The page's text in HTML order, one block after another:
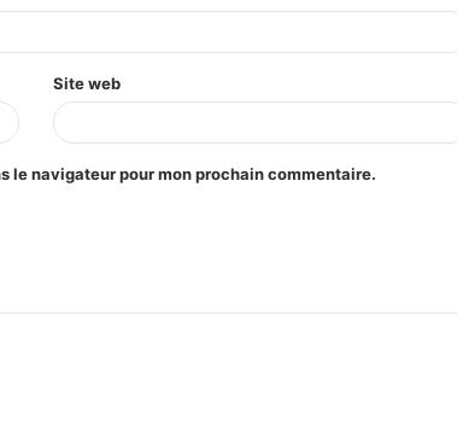
Site web
le navigateur pour mon prochain commentaire.